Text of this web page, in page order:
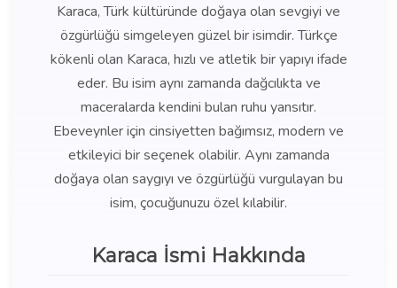
Karaca, Türk kültüründe doğaya olan sevgiyi ve
özgürlüğü simgeleyen güzel bir isimdir. Türkçe
kökenli olan Karaca, hızlı ve atletik bir yapıyı ifade
eder. Bu isim aynı zamanda dağcılıkta ve
maceralarda kendini bulan ruhu yansıtır.
Ebeveynler için cinsiyetten bağımsız, modern ve
etkileyici bir seçenek olabilir. Aynı zamanda
doğaya olan saygıyı ve özgürlüğü vurgulayan bu
isim, çocuğunuzu özel kılabilir.
Karaca İsmi Hakkında